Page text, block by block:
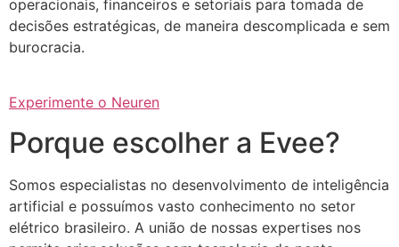
operacionais, financeiros e setoriais para tomada de
decisões estratégicas, de maneira descomplicada e sem
burocracia.
Experimente o Neuren
Porque escolher a Evee?
Somos especialistas no desenvolvimento de inteligência
artificial e possuímos vasto conhecimento no setor
elétrico brasileiro. A união de nossas expertises nos